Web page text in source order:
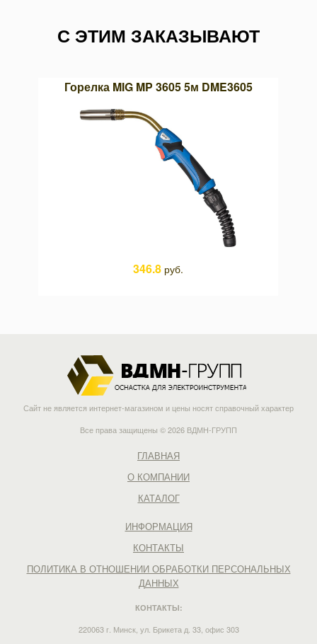
С ЭТИМ ЗАКАЗЫВАЮТ
Горелка MIG MP 3605 5м DME3605
346.8 руб.
Сайт не является интернет-магазином и цены носят справочный характер
Все права защищены © 2026 ВДМН-ГРУПП
ГЛАВНАЯ
О КОМПАНИИ
КАТАЛОГ
ИНФОРМАЦИЯ
КОНТАКТЫ
ПОЛИТИКА В ОТНОШЕНИИ ОБРАБОТКИ ПЕРСОНАЛЬНЫХ
ДАННЫХ
КОНТАКТЫ:
220063 г. Минск, ул. Брикета д. 33, офис 303